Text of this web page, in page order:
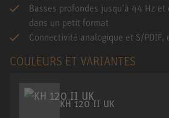
Basses profondes jusqu’à 44 Hz et
dans un petit format
Connectivité analogique et S/PDIF,
COULEURS ET VARIANTES
KH 120 II UK